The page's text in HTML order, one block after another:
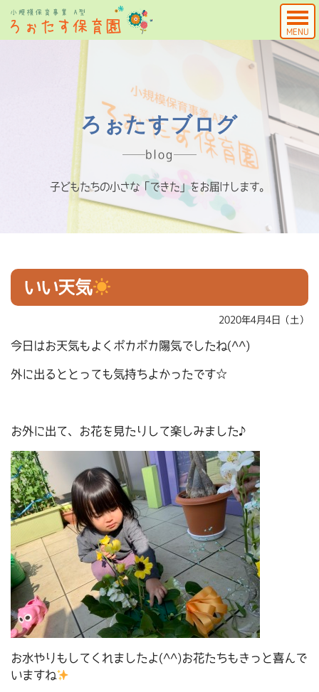
MENU
ろぉたすブログ
blog
子どもたちの小さな「できた」をお届けします。
いい天気
2020年4月4日（土）
今日はお天気もよくポカポカ陽気でしたね(^^)
外に出るととっても気持ちよかったです☆
お外に出て、お花を見たりして楽しみました♪
お水やりもしてくれましたよ(^^)お花たちもきっと喜んで
いますね